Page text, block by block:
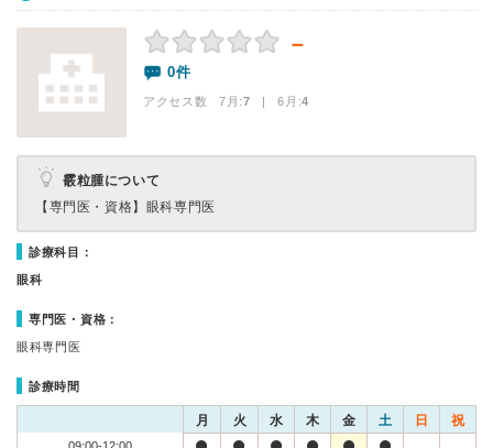
－
0件
アクセス数 7月:7 | 6月:4
霰粒腫について
【専門医・資格】 眼科専門医
診療科目：
眼科
専門医・資格：
眼科専門医
診療時間
月 火 水 木 金 土 日 祝